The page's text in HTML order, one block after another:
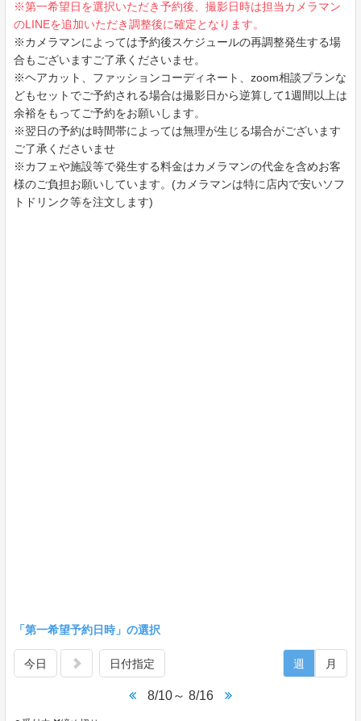
※第一希望日を選択いただき予約後、撮影日時は担当カメラマン
のLINEを追加いただき調整後に確定となります。
※カメラマンによっては予約後スケジュールの再調整発生する場
合もございますご了承くださいませ。
※ヘアカット、ファッションコーディネート、zoom相談プランな
どもセットでご予約される場合は撮影日から逆算して1週間以上は
余裕をもってご予約をお願いします。
※翌日の予約は時間帯によっては無理が生じる場合がございます
ご了承くださいませ
※カフェや施設等で発生する料金はカメラマンの代金を含めお客
様のご負担お願いしています。(カメラマンは特に店内で安いソフ
トドリンク等を注文します)
「第一希望予約日時」の選択
今日 日付指定
8/10～ 8/16
週 月